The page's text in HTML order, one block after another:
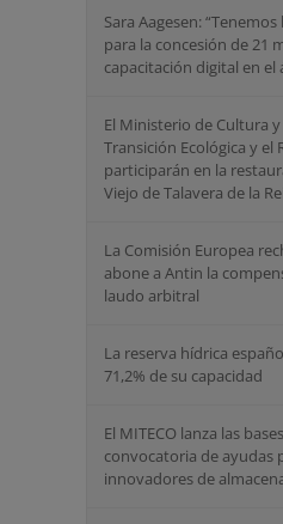
Sara Aagesen:
para la concesión de 21
capacitación digital en el
El Ministerio de Cultura
Transición Ecológica y el
participarán en la
Viejo de Talavera de la
La Comisión Europea
abone a Antin la
laudo arbitral
La reserva hídrica
71,2% de su capacidad
El MITECO lanza las
convocatoria de ayudas
innovadores de